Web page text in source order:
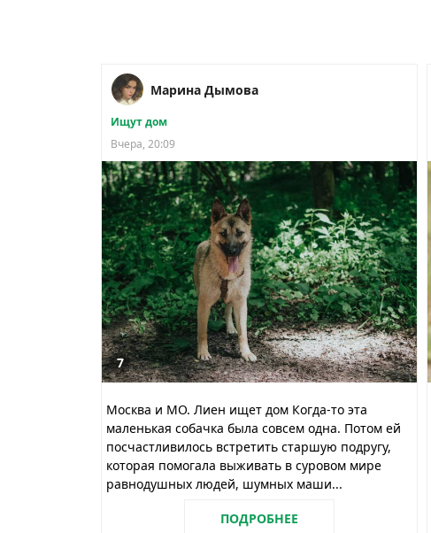
Марина Дымова
Ищут дом
Вчера, 20:09
7
Москва и МО. Лиен ищет дом Когда-то эта
маленькая собачка была совсем одна. Потом ей
посчастливилось встретить старшую подругу,
которая помогала выживать в суровом мире
равнодушных людей, шумных маши...
ПОДРОБНЕЕ